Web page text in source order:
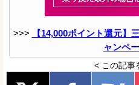
>>>
【14,000ポイント還元】
ャンペ
< この記事